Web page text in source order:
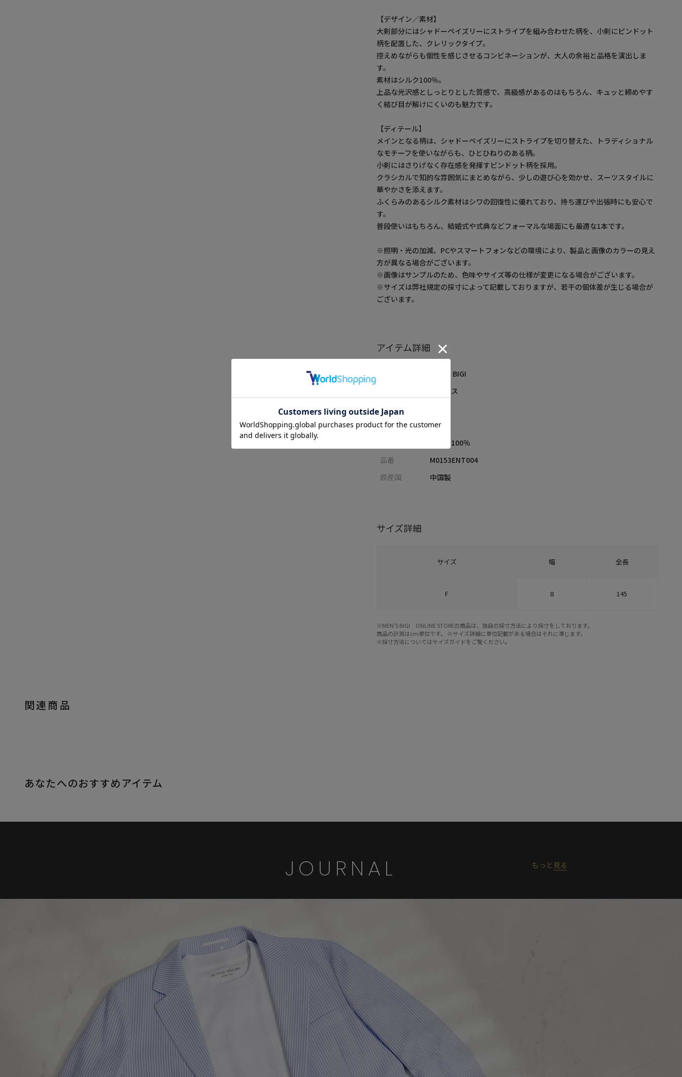
【デザイン／素材】
大剣部分にはシャドーペイズリーにストライプを組み合わせた柄を、小剣にピンドット
柄を配置した、クレリックタイプ。
控えめながらも個性を感じさせるコンビネーションが、大人の余裕と品格を演出しま
す。
素材はシルク100％。
上品な光沢感としっとりとした質感で、高級感があるのはもちろん、キュッと締めやす
く結び目が解けにくいのも魅力です。
【ディテール】
メインとなる柄は、シャドーペイズリーにストライプを切り替えた、トラディショナル
なモチーフを使いながらも、ひとひねりのある柄。
小剣にはさりげなく存在感を発揮すピンドット柄を採用。
クラシカルで知的な雰囲気にまとめながら、少しの遊び心を効かせ、スーツスタイルに
華やかさを添えます。
ふくらみのあるシルク素材はシワの回復性に優れており、持ち運びや出張時にも安心で
す。
普段使いはもちろん、結婚式や式典などフォーマルな場面にも最適な1本です。
※照明・光の加減、PCやスマートフォンなどの環境により、製品と画像のカラーの見え
方が異なる場合がございます。
※画像はサンプルのため、色味やサイズ等の仕様が変更になる場合がございます。
※サイズは弊社規定の採寸によって記載しておりますが、若干の個体差が生じる場合が
ございます。
アイテム詳細
MEN’S BIGI
ビジネス
サイズ
性別
MENS
シルク100％
品番
M0153ENT004
原産国
中国製
サイズ詳細
サイズ 幅 全長
F 8 145
※MEN'S BIGI ONLINE STOREの商品は、独自の採寸方法により採寸をしております。
商品の計測はcm単位です。 ※サイズ詳細に単位記載がある場合はそれに準じます。
※採寸方法についてはサイズガイドをご覧ください。
関連商品
あなたへのおすすめアイテム
JOURNAL もっと 見る